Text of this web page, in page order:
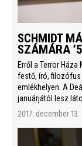
SCHMIDT
SZÁMÁRA
Erről a Terror
festő, író, filozófus
emlékhelyen. A
januárjától lesz
2017. december 13.